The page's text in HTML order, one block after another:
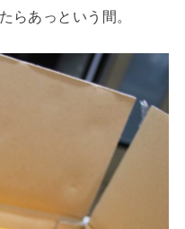
らあっという間。